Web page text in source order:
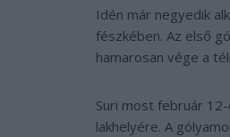
Idén már negyedik
fészkében. Az első
hamarosan vége a
Suri most február
lakhelyére. A